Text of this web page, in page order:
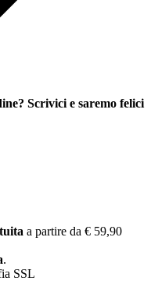
Scrivici e saremo felici
a partire da € 59,90
.
SSL